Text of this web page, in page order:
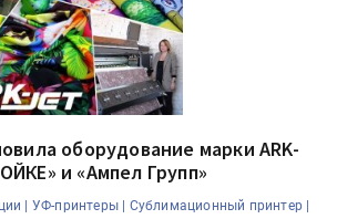
оборудование марки ARK-
и «Ампел Групп»
| УФ-принтеры | Сублимационный принтер |